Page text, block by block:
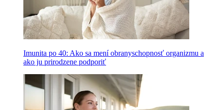
Imunita po 40: Ako sa mení obranyschopnosť organizmu a
ako ju prirodzene podporiť